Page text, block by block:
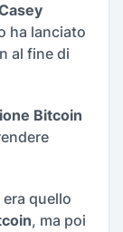
ha lanciato
al fine di
Bitcoin
quello
, ma poi